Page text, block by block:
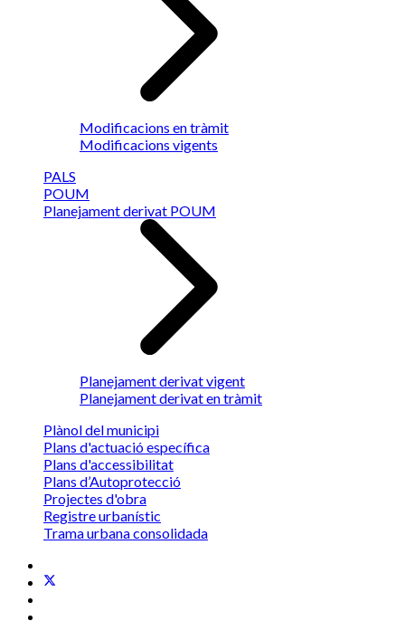
Modificacions en tràmit
Modificacions vigents
PALS
POUM
Planejament derivat POUM
Planejament derivat vigent
Planejament derivat en tràmit
Plànol del municipi
Plans d'actuació específica
Plans d'accessibilitat
Plans d’Autoprotecció
Projectes d'obra
Registre urbanístic
Trama urbana consolidada